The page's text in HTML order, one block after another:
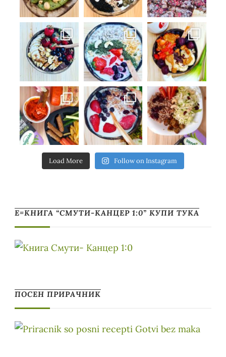
Load More Follow on Instagram
Е=КНИГА “СМУТИ-КАНЦЕР 1:0” КУПИ ТУКА
ПОСЕН ПРИРАЧНИК